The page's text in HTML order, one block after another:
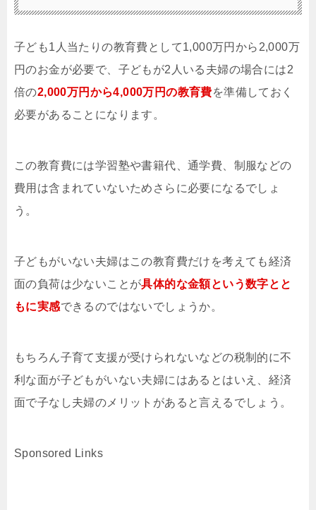
子ども1人当たりの教育費として1,000万円から2,000万
円のお金が必要で、子どもが2人いる夫婦の場合には2
倍の2,000万円から4,000万円の教育費を準備しておく
必要があることになります。
この教育費には学習塾や書籍代、通学費、制服などの
費用は含まれていないためさらに必要になるでしょ
う。
子どもがいない夫婦はこの教育費だけを考えても経済
面の負荷は少ないことが具体的な金額という数字とと
もに実感できるのではないでしょうか。
もちろん子育て支援が受けられないなどの税制的に不
利な面が子どもがいない夫婦にはあるとはいえ、経済
面で子なし夫婦のメリットがあると言えるでしょう。
Sponsored Links